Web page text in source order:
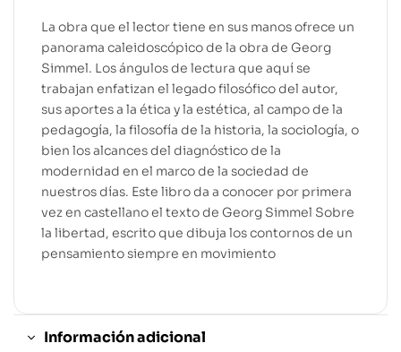
La obra que el lector tiene en sus manos ofrece un
panorama caleidoscópico de la obra de Georg
Simmel. Los ángulos de lectura que aquí se
trabajan enfatizan el legado filosófico del autor,
sus aportes a la ética y la estética, al campo de la
pedagogía, la filosofía de la historia, la sociología, o
bien los alcances del diagnóstico de la
modernidad en el marco de la sociedad de
nuestros días. Este libro da a conocer por primera
vez en castellano el texto de Georg Simmel Sobre
la libertad, escrito que dibuja los contornos de un
pensamiento siempre en movimiento
Información adicional